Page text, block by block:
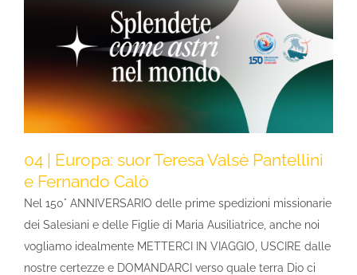
04 | Europa: suor Teresa Valsè Pantellini
e Fernando Calò
Nel 150° ANNIVERSARIO delle prime spedizioni missionarie
dei Salesiani e delle Figlie di Maria Ausiliatrice, anche noi
vogliamo idealmente METTERCI IN VIAGGIO, USCIRE dalle
nostre certezze e DOMANDARCI verso quale terra Dio ci